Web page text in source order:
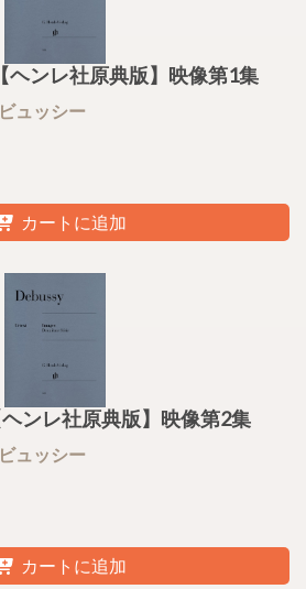
ヘンレ社原典版】映像第1集
ュッシー
カートに追加
ンレ社原典版】映像第2集
ュッシー
カートに追加